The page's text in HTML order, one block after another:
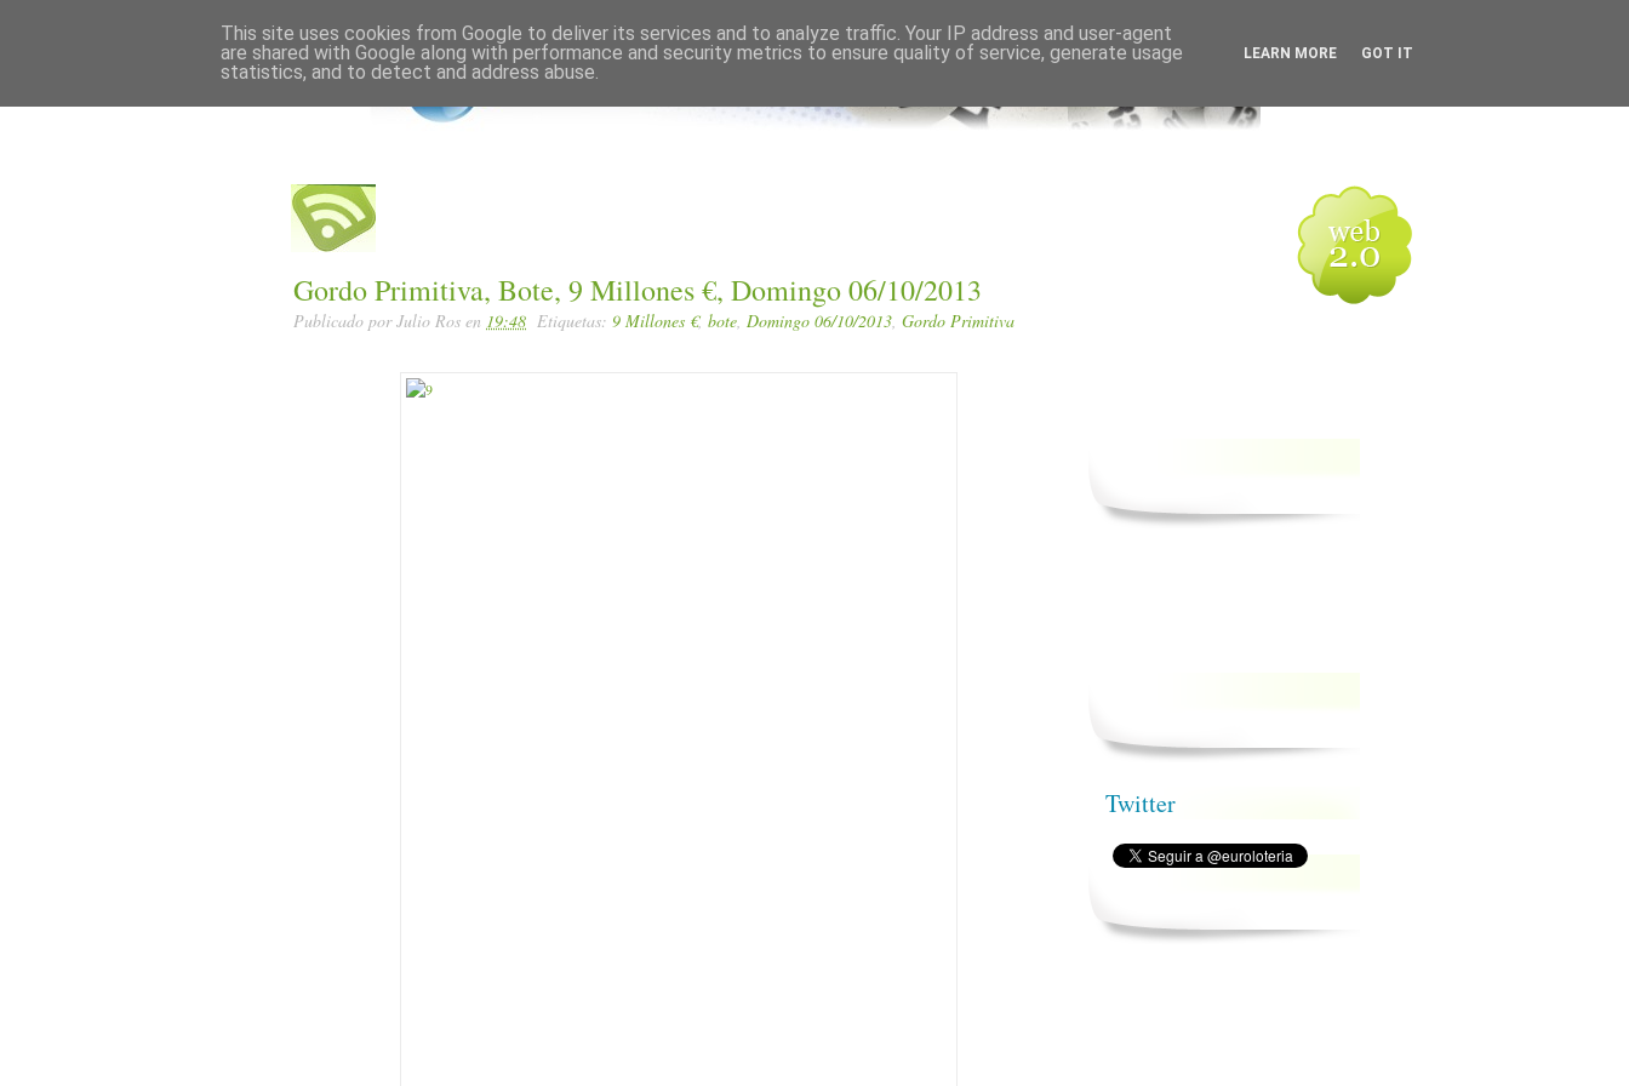
Gordo Primitiva, Bote, 9 Millones €, Domingo 06/10/2013
Publicado porJulio Ros en 19:48 Etiquetas: 9 Millones €, bote, Domingo 06/10/2013, Gordo Primitiva
Twitter
This site uses cookies from Google to deliver its services and to analyze traffic. Your IP address and user-agent
are shared with Google along with performance and security metrics to ensure quality of service, generate usage
statistics, and to detect and address abuse.
LEARN MORE GOT IT